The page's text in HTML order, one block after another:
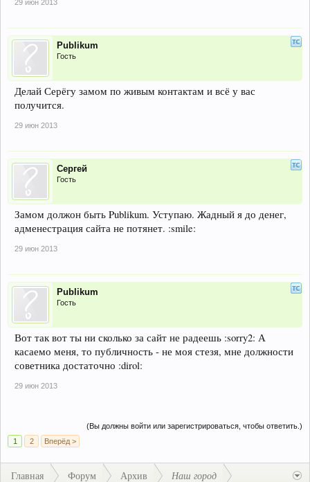
29 июн 2013
Publikum
Гость
Делай Серёгу замом по живым контактам и всё у вас
получится.
29 июн 2013
Сергей
Гость
Замом должон быть Publikum. Уступаю. Жадный я до денег,
адменестрация сайта не потянет. :smile:
29 июн 2013
Publikum
Гость
Вот так вот ты ни сколько за сайт не радеешь :sorry2: А
касаемо меня, то публичность - не моя стезя, мне должности
советника достаточно :dirol:
29 июн 2013
(Вы должны войти или зарегистрироваться, чтобы ответить.)
1
2 Вперёд >
Главная Форум Архив Наш город